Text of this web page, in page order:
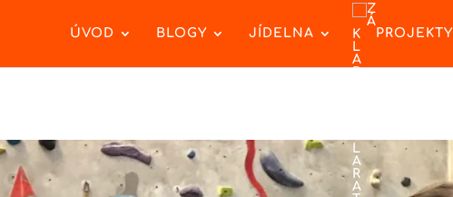
ÚVOD BLOGY JÍDELNA PROJEKTY